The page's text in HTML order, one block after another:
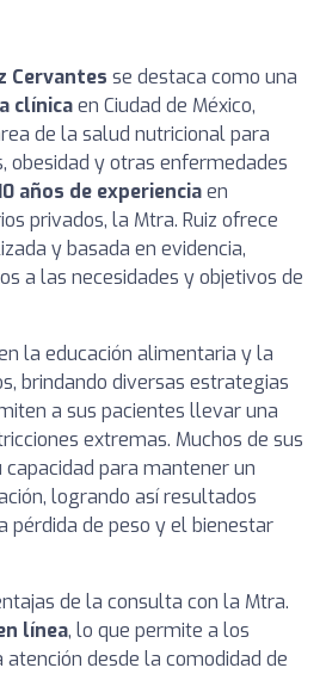
Cervantes se destaca como una
clínicaen Ciudad de México,
de la salud nutricional para
obesidad y otras enfermedades
años de experienciaen
privados, la Mtra. Ruiz ofrece
y basada en evidencia,
a las necesidades y objetivos de
la educación alimentaria y la
brindando diversas estrategias
a sus pacientes llevar una
extremas. Muchos de sus
para mantener un
logrando así resultados
pérdida de peso y el bienestar
de la consulta con la Mtra.
línea, lo que permite a los
desde la comodidad de